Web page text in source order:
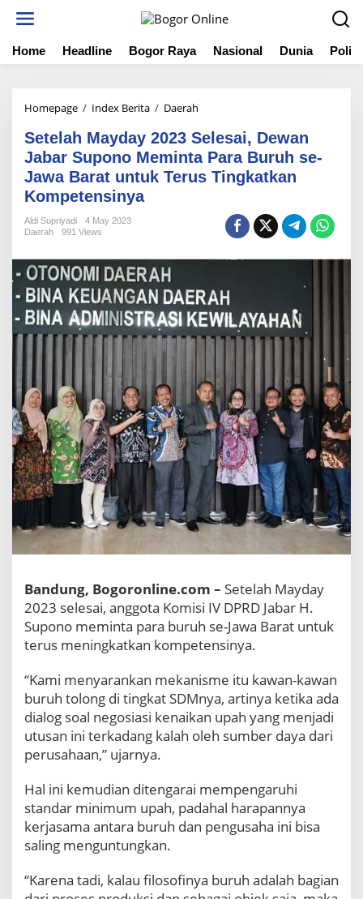
t
Home Headline Bogor Raya Nasional Dunia
Homepage / Index Berita / Daerah
t
e
a
d
y
2
0
2
e
l
e
s
a
i
D
e
w
n
a
b
a
r
S
p
o
n
o
M
i
n
t
a
r
a
Setelah Mayday 2023 Selesai, Dewan
Jabar Supono Meminta Para Buruh se-
Jawa Barat untuk Terus Tingkatkan
Kompetensinya
Aldi Supriyadi
4 May 2023
Daerah
991 Views
Bandung, Bogoronline.com – Setelah Mayday
2023 selesai, anggota Komisi IV DPRD Jabar H.
Supono meminta para buruh se-Jawa Barat untuk
terus meningkatkan kompetensinya.
“Kami menyarankan mekanisme itu kawan-kawan
buruh tolong di tingkat SDMnya, artinya ketika ada
dialog soal negosiasi kenaikan upah yang menjadi
utusan ini terkadang kalah oleh sumber daya dari
perusahaan,” ujarnya.
Hal ini kemudian ditengarai mempengaruhi
standar minimum upah, padahal harapannya
kerjasama antara buruh dan pengusaha ini bisa
saling menguntungkan.
“Karena tadi, kalau filosofinya buruh adalah bagian